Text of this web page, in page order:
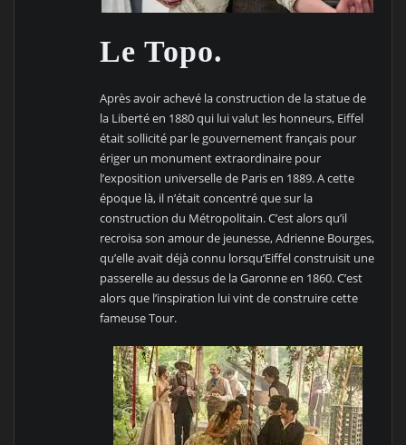
Le Topo.
Après avoir achevé la construction de la statue de
la Liberté en 1880 qui lui valut les honneurs, Eiffel
était sollicité par le gouvernement français pour
ériger un monument extraordinaire pour
l’exposition universelle de Paris en 1889. A cette
époque là, il n’était concentré que sur la
construction du Métropolitain. C’est alors qu’il
recroisa son amour de jeunesse, Adrienne Bourges,
qu’elle avait déjà connu lorsqu’Eiffel construisit une
passerelle au dessus de la Garonne en 1860. C’est
alors que l’inspiration lui vint de construire cette
fameuse Tour.